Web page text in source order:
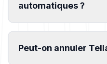
automatiques ?
Peut-on annuler